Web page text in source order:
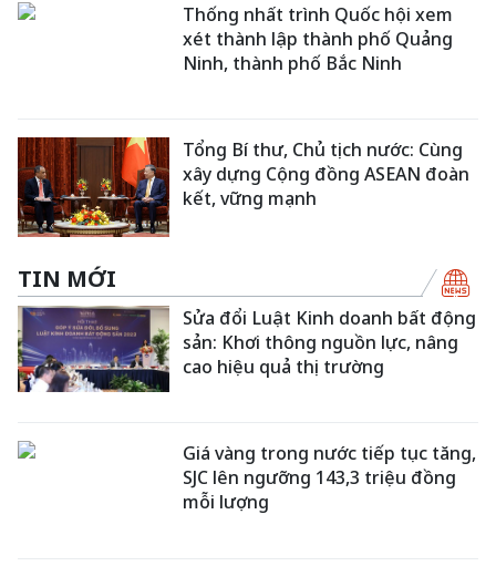
Thống nhất trình Quốc hội xem
xét thành lập thành phố Quảng
Ninh, thành phố Bắc Ninh
Tổng Bí thư, Chủ tịch nước: Cùng
xây dựng Cộng đồng ASEAN đoàn
kết, vững mạnh
TIN MỚI
Sửa đổi Luật Kinh doanh bất động
sản: Khơi thông nguồn lực, nâng
cao hiệu quả thị trường
Giá vàng trong nước tiếp tục tăng,
SJC lên ngưỡng 143,3 triệu đồng
mỗi lượng